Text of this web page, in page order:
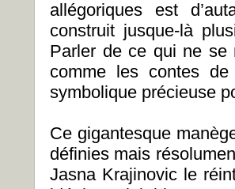
allégoriques est
construit jusque-là
Parler de ce qui ne se
comme les contes
symbolique précieuse
Ce gigantesque
définies mais
Jasna Krajinovic le